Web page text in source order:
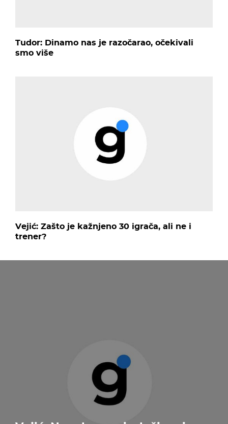
Tudor: Dinamo nas je razočarao, očekivali
smo više
Vejić: Zašto je kažnjeno 30 igrača, ali ne i
trener?